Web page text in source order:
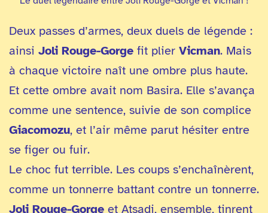
Deux passes d’armes, deux duels de légende :
ainsi Joli Rouge-Gorge fit plier Vicman. Mais
à chaque victoire naît une ombre plus haute.
Et cette ombre avait nom Basira. Elle s’avança
comme une sentence, suivie de son complice
Giacomozu, et l’air même parut hésiter entre
se figer ou fuir.
Le choc fut terrible. Les coups s’enchaînèrent,
comme un tonnerre battant contre un tonnerre.
Joli Rouge-Gorge et Atsadi, ensemble, tinrent